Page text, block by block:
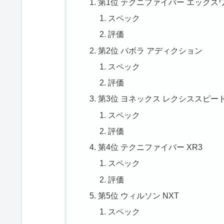
第1位 テクニファイバー エックス
スペック
評価
第2位 バボラ アディクション
スペック
評価
第3位 ヨネックス レクシススピー
スペック
評価
第4位 テクニファイバー XR3
スペック
評価
第5位 ウィルソン NXT
スペック